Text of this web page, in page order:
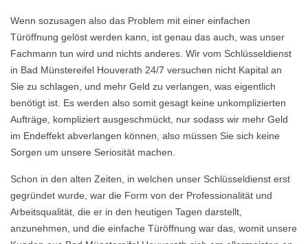
Wenn sozusagen also das Problem mit einer einfachen
Türöffnung gelöst werden kann, ist genau das auch, was unser
Fachmann tun wird und nichts anderes. Wir vom Schlüsseldienst
in Bad Münstereifel Houverath 24/7 versuchen nicht Kapital an
Sie zu schlagen, und mehr Geld zu verlangen, was eigentlich
benötigt ist. Es werden also somit gesagt keine unkomplizierten
Aufträge, kompliziert ausgeschmückt, nur sodass wir mehr Geld
im Endeffekt abverlangen können, also müssen Sie sich keine
Sorgen um unsere Seriosität machen.
Schon in den alten Zeiten, in welchen unser Schlüsseldienst erst
gegründet wurde, war die Form von der Professionalität und
Arbeitsqualität, die er in den heutigen Tagen darstellt,
anzunehmen, und die einfache Türöffnung war das, womit unsere